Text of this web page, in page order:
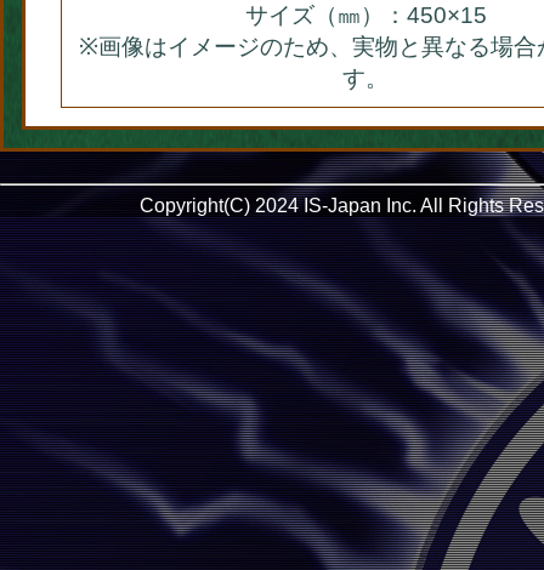
サイズ（㎜）：450×15
※画像はイメージのため、実物と異なる場合
す。
Copyright(C) 2024 IS-Japan Inc. All Rights